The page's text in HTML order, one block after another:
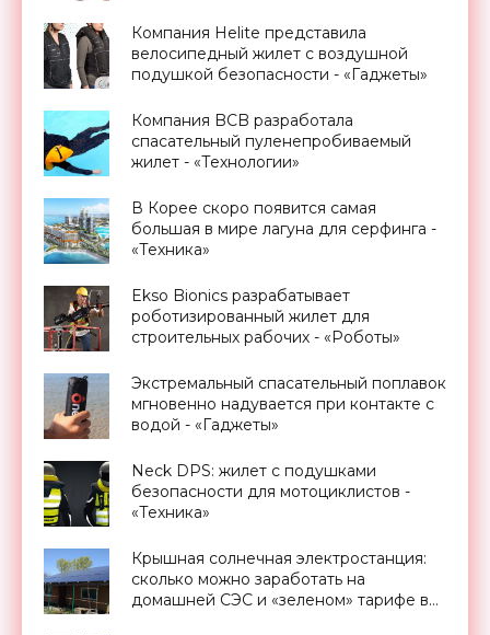
Компания Helite представила
велосипедный жилет с воздушной
подушкой безопасности - «Гаджеты»
Компания BCB разработала
спасательный пуленепробиваемый
жилет - «Технологии»
В Корее скоро появится самая
большая в мире лагуна для серфинга -
«Техника»
Ekso Bionics разрабатывает
роботизированный жилет для
строительных рабочих - «Роботы»
Экстремальный спасательный поплавок
мгновенно надувается при контакте с
водой - «Гаджеты»
Neck DPS: жилет с подушками
безопасности для мотоциклистов -
«Техника»
Крышная солнечная электростанция:
сколько можно заработать на
домашней СЭС и «зеленом» тарифе в